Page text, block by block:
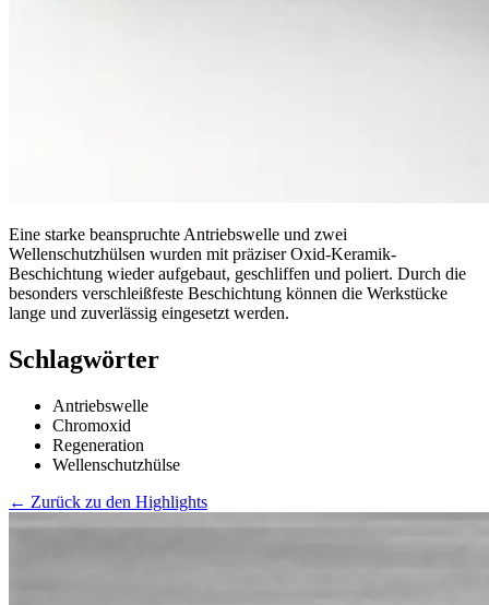
Eine starke beanspruchte Antriebswelle und zwei
Wellenschutzhülsen wurden mit präziser Oxid-Keramik-
Beschichtung wieder aufgebaut, geschliffen und poliert. Durch die
besonders verschleißfeste Beschichtung können die Werkstücke
lange und zuverlässig eingesetzt werden.
Schlagwörter
Antriebswelle
Chromoxid
Regeneration
Wellenschutzhülse
← Zurück zu den Highlights